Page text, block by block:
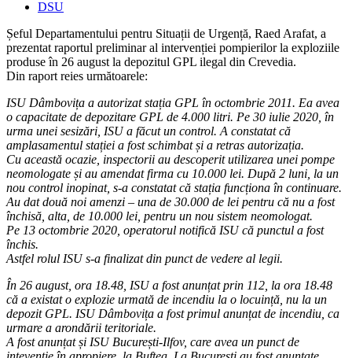
published:
Post
DSU
Șeful Departamentului pentru Situații de Urgență, Raed Arafat, a
prezentat raportul preliminar al intervenției pompierilor la exploziile
produse în 26 august la depozitul GPL ilegal din Crevedia.
Din raport reies următoarele:
ISU Dâmbovița a autorizat stația GPL în octombrie 2011. Ea avea
o capacitate de depozitare GPL de 4.000 litri. Pe 30 iulie 2020, în
urma unei sesizări, ISU a făcut un control. A constatat că
amplasamentul stației a fost schimbat și a retras autorizația.
Cu această ocazie, inspectorii au descoperit utilizarea unei pompe
neomologate și au amendat firma cu 10.000 lei. După 2 luni, la un
nou control inopinat, s-a constatat că stația funcționa în continuare.
Au dat două noi amenzi – una de 30.000 de lei pentru că nu a fost
închisă, alta, de 10.000 lei, pentru un nou sistem neomologat.
Pe 13 octombrie 2020, operatorul notifică ISU că punctul a fost
închis.
Astfel rolul ISU s-a finalizat din punct de vedere al legii.
În 26 august, ora 18.48, ISU a fost anunțat prin 112, la ora 18.48
că a existat o explozie urmată de incendiu la o locuință, nu la un
depozit GPL. ISU Dâmbovița a fost primul anunțat de incendiu, ca
urmare a arondării teritoriale.
A fost anunțat și ISU București-Ilfov, care avea un punct de